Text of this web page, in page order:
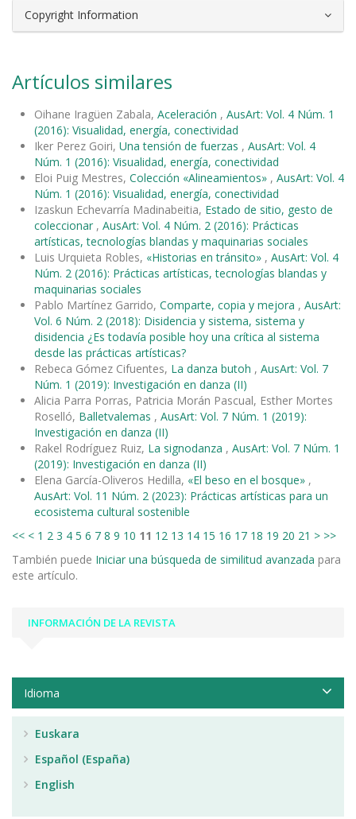
Copyright Information
Artículos similares
Oihane Iragüen Zabala, Aceleración , AusArt: Vol. 4 Núm. 1
(2016): Visualidad, energía, conectividad
Iker Perez Goiri, Una tensión de fuerzas , AusArt: Vol. 4
Núm. 1 (2016): Visualidad, energía, conectividad
Eloi Puig Mestres, Colección «Alineamientos» , AusArt: Vol. 4
Núm. 1 (2016): Visualidad, energía, conectividad
Izaskun Echevarría Madinabeitia, Estado de sitio, gesto de
coleccionar , AusArt: Vol. 4 Núm. 2 (2016): Prácticas
artísticas, tecnologías blandas y maquinarias sociales
Luis Urquieta Robles, «Historias en tránsito» , AusArt: Vol. 4
Núm. 2 (2016): Prácticas artísticas, tecnologías blandas y
maquinarias sociales
Pablo Martínez Garrido, Comparte, copia y mejora , AusArt:
Vol. 6 Núm. 2 (2018): Disidencia y sistema, sistema y
disidencia ¿Es todavía posible hoy una crítica al sistema
desde las prácticas artísticas?
Rebeca Gómez Cifuentes, La danza butoh , AusArt: Vol. 7
Núm. 1 (2019): Investigación en danza (II)
Alicia Parra Porras, Patricia Morán Pascual, Esther Mortes
Roselló, Balletvalemas , AusArt: Vol. 7 Núm. 1 (2019):
Investigación en danza (II)
Rakel Rodríguez Ruiz, La signodanza , AusArt: Vol. 7 Núm. 1
(2019): Investigación en danza (II)
Elena García-Oliveros Hedilla, «El beso en el bosque» ,
AusArt: Vol. 11 Núm. 2 (2023): Prácticas artísticas para un
ecosistema cultural sostenible
<< < 1 2 3 4 5 6 7 8 9 10 11 12 13 14 15 16 17 18 19 20 21 > >>
También puede Iniciar una búsqueda de similitud avanzada para
este artículo.
INFORMACIÓN DE LA REVISTA
Idioma
Euskara
Español (España)
English